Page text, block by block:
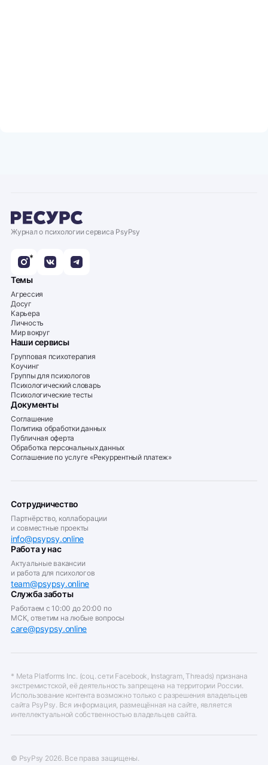
Журнал о психологии сервиса PsyPsy
*
Темы
Агрессия
Досуг
Карьера
Личность
Мир вокруг
Наши сервисы
Групповая психотерапия
Коучинг
Группы для психологов
Психологический словарь
Психологические тесты
Документы
Соглашение
Политика обработки данных
Публичная оферта
Обработка персональных данных
Соглашение по услуге «Рекуррентный платеж»
Сотрудничество
Партнёрство, коллаборации
и совместные проекты
info@psypsy.online
Работа у нас
Актуальные вакансии
и работа для психологов
team@psypsy.online
Служба заботы
Работаем с 10:00 до 20:00 по
МСК, ответим на любые вопросы
care@psypsy.online
* Meta Platforms Inc. (соц. сети Facebook, Instagram, Threads) признана
экстремистской, её деятельность запрещена на территории России.
Использование контента возможно только с разрешения владельцев
сайта PsyPsy. Вся информация, размещённая на сайте, является
интеллектуальной собственностью владельцев сайта.
© PsyPsy 2026. Все права защищены.